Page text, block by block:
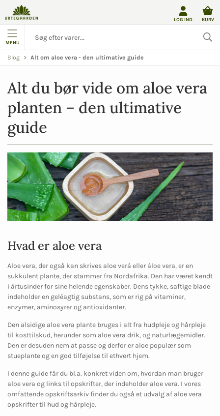
LOG IND KURV
MENU
Blog Alt om aloe vera - den ultimative guide
Alt du bør vide om aloe vera
planten – den ultimative
guide
Hvad er aloe vera
Aloe vera, der også kan skrives aloe verá eller áloe vera, er en
sukkulent plante, der stammer fra Nordafrika. Den har været kendt
i årtusinder for sine helende egenskaber. Dens tykke, saftige blade
indeholder en geléagtig substans, som er rig på vitaminer,
enzymer, aminosyrer og antioxidanter.
Den alsidige aloe vera plante bruges i alt fra hudpleje og hårpleje
til kosttilskud, herunder som aloe vera drik, og naturlægemidler.
Den er desuden nem at passe og derfor er aloe populær som
stueplante og en god tilføjelse til ethvert hjem.
I denne guide får du bl.a. konkret viden om, hvordan man bruger
aloe vera og links til opskrifter, der indeholder aloe vera. I vores
omfattende opskriftsarkiv finder du også et udvalg af aloe vera
opskrifter til hud og hårpleje.